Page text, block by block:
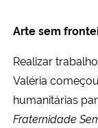
Arte sem
Realizar
Valéria
humanitárias
Fraternidade